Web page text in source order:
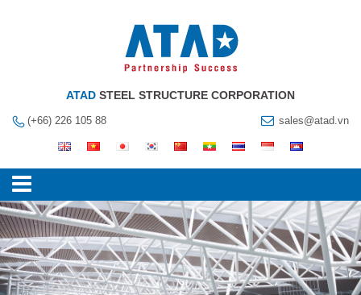
ATAD STEEL STRUCTURE CORPORATION
(+66) 226 105 88 sales@atad.vn